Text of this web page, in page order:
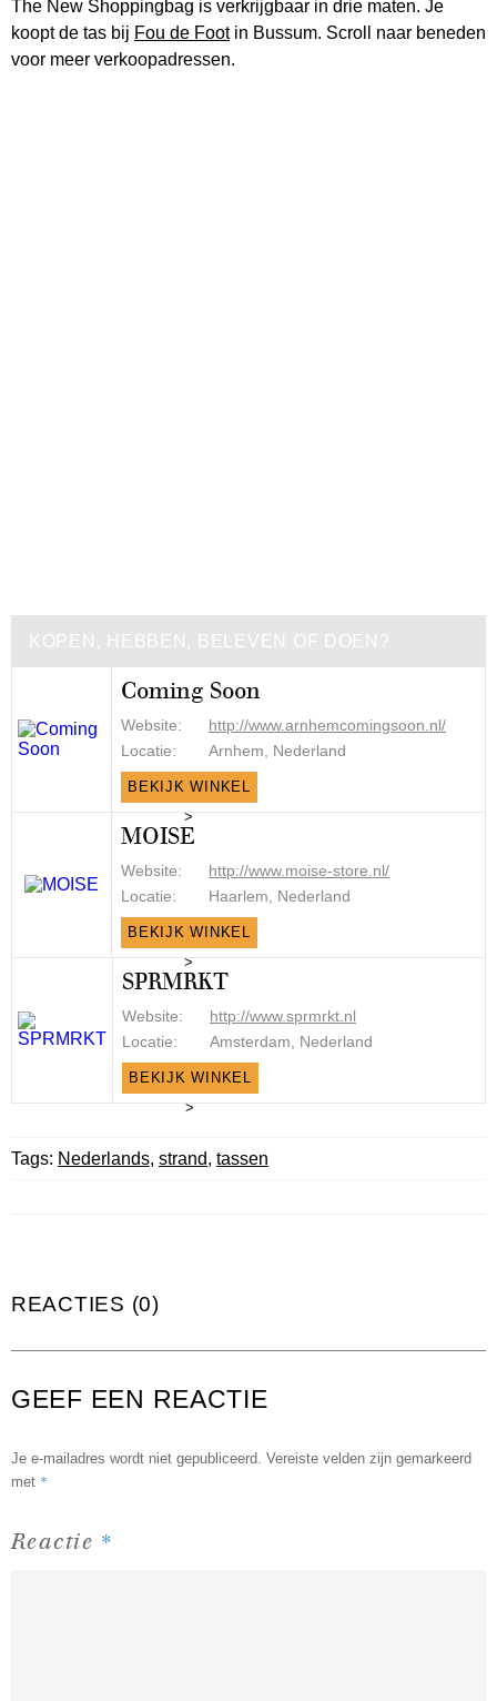
The New Shoppingbag is verkrijgbaar in drie maten. Je
koopt de tas bij Fou de Footin Bussum. Scroll naar beneden
voor meer verkoopadressen.
KOPEN, HEBBEN, BELEVEN OF DOEN?
Coming Soon
Website:
http://www.arnhemcomingsoon.nl/
Locatie:
Arnhem, Nederland
BEKIJK WINKEL
>
MOISE
Website:
http://www.moise-store.nl/
Locatie:
Haarlem, Nederland
BEKIJK WINKEL
>
SPRMRKT
Website:
http://www.sprmrkt.nl
Locatie:
Amsterdam, Nederland
BEKIJK WINKEL
>
Tags: Nederlands, strand, tassen
REACTIES (0)
GEEF EEN REACTIE
Je e-mailadres wordt niet gepubliceerd. Vereiste velden zijn gemarkeerd
met *
Reactie *